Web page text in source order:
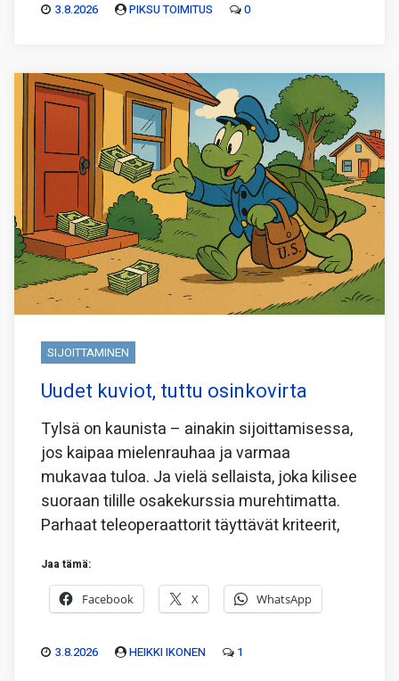
3.8.2026 PIKSU TOIMITUS 0
SIJOITTAMINEN
Uudet kuviot, tuttu osinkovirta
Tylsä on kaunista – ainakin sijoittamisessa,
jos kaipaa mielenrauhaa ja varmaa
mukavaa tuloa. Ja vielä sellaista, joka kilisee
suoraan tilille osakekurssia murehtimatta.
Parhaat teleoperaattorit täyttävät kriteerit,
Jaa tämä:
Facebook X WhatsApp
3.8.2026 HEIKKI IKONEN 1